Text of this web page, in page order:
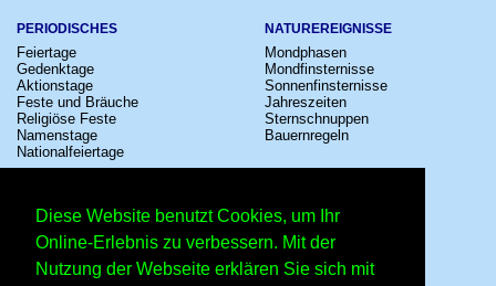
Diese Website benutzt Cookies, um Ihr
Online-Erlebnis zu verbessern. Mit der
Nutzung der Webseite erklären Sie sich mit
PERIODISCHES
Feiertage
Gedenktage
Aktionstage
Feste und Bräuche
Religiöse Feste
Namenstage
Nationalfeiertage
NATUREREIGNISSE
Mondphasen
Mondfinsternisse
Sonnenfinsternisse
Jahreszeiten
Sternschnuppen
Bauernregeln
Konzerte
Kinostarts
Festivals
Fußball
Zeitumstellung
Sternzeichen
Schalttage
Messen